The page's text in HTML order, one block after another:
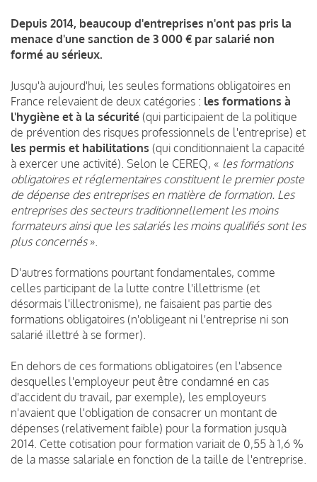
Depuis 2014, beaucoup d'entreprises n'ont pas pris la
menace d'une sanction de 3 000 € par salarié non
formé au sérieux.
Jusqu'à aujourd'hui, les seules formations obligatoires en
France relevaient de deux catégories : les formations à
l'hygiène et à la sécurité (qui participaient de la politique
de prévention des risques professionnels de l'entreprise) et
les permis et habilitations (qui conditionnaient la capacité
à exercer une activité). Selon le CEREQ, « les formations
obligatoires et réglementaires constituent le premier poste
de dépense des entreprises en matière de formation. Les
entreprises des secteurs traditionnellement les moins
formateurs ainsi que les salariés les moins qualifiés sont les
plus concernés».
D'autres formations pourtant fondamentales, comme
celles participant de la lutte contre l'illettrisme (et
désormais l'illectronisme), ne faisaient pas partie des
formations obligatoires (n'obligeant ni l'entreprise ni son
salarié illettré à se former).
En dehors de ces formations obligatoires (en l'absence
desquelles l'employeur peut être condamné en cas
d'accident du travail, par exemple), les employeurs
n'avaient que l'obligation de consacrer un montant de
dépenses (relativement faible) pour la formation jusquà
2014. Cette cotisation pour formation variait de 0,55 à 1,6 %
de la masse salariale en fonction de la taille de l'entreprise.